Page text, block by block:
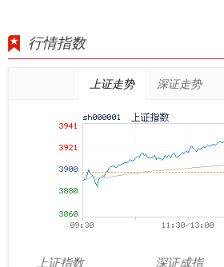
行情指数
上证走势 深证走势
上证指数
深证成指